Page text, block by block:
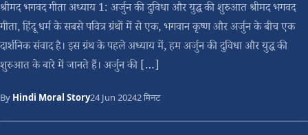
श्रीमद भगवद गीता अध्याय 1: अर्जुन की दुविधा और युद्ध की शुरुआत श्रीमद भगवद
गीता, हिंदू धर्म के सबसे पवित्र ग्रंथों में से एक, भगवान कृष्ण और अर्जुन के बीच एक
दार्शनिक संवाद है। इस ग्रंथ के पहले अध्याय में, हम अर्जुन की दुविधा और युद्ध की
शुरुआत के बारे में जानते हैं। अर्जुन की […]
By Hindi Moral Story24 Jun 20242 मिनट